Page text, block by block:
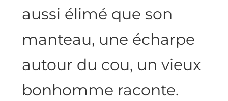
aussi élimé que son
manteau, une écharpe
autour du cou, un vieux
bonhomme raconte.